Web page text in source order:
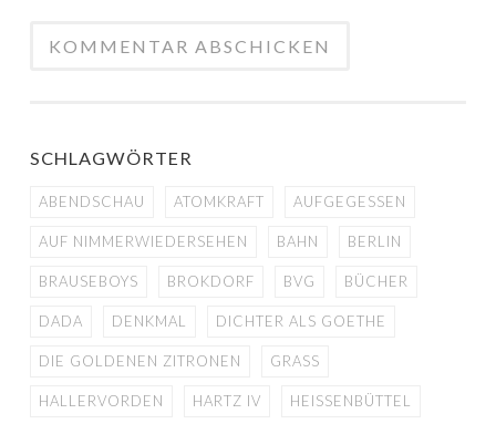
SCHLAGWÖRTER
ABENDSCHAU ATOMKRAFT AUFGEGESSEN
AUF NIMMERWIEDERSEHEN BAHN BERLIN
BRAUSEBOYS BROKDORF BVG BÜCHER
DADA DENKMAL DICHTER ALS GOETHE
DIE GOLDENEN ZITRONEN GRASS
HALLERVORDEN HARTZ IV HEISSENBÜTTEL